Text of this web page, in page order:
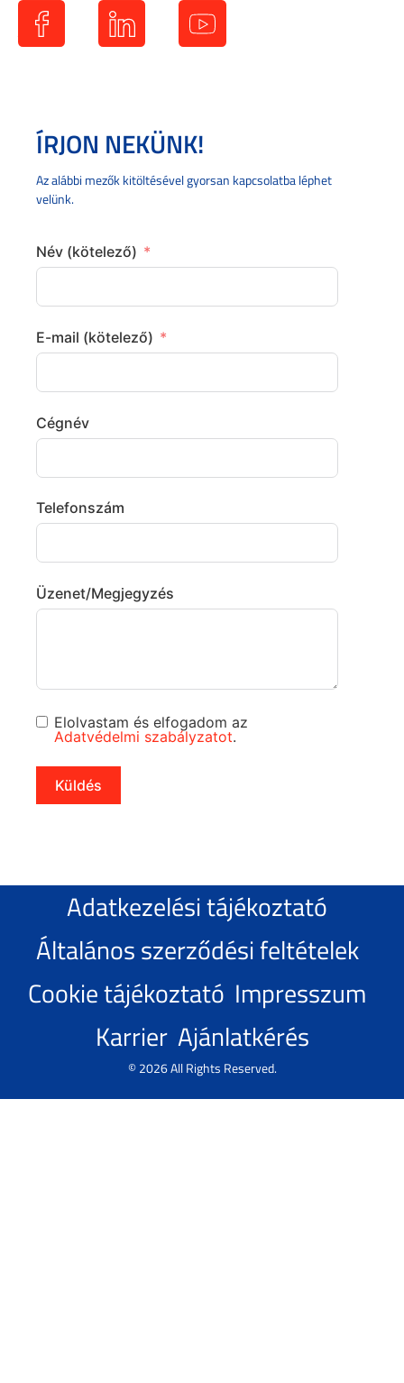
ÍRJON NEKÜNK!
Az alábbi mezők kitöltésével gyorsan kapcsolatba léphet
velünk.
Név (kötelező)
E-mail (kötelező)
Cégnév
Telefonszám
Üzenet/Megjegyzés
Elolvastam és elfogadom az
Adatvédelmi szabályzatot.
Küldés
Adatkezelési tájékoztató
Általános szerződési feltételek
Cookie tájékoztató Impresszum
Karrier Ajánlatkérés
© 2026 All Rights Reserved.